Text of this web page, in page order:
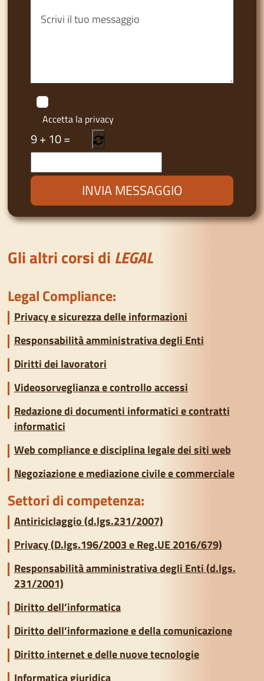
Accetta la privacy
9+ 10=
Gli altri corsi diLEGAL
Legal Compliance:
Privacy e sicurezza delle informazioni
Responsabilità amministrativa degli Enti
Diritti dei lavoratori
Videosorveglianza e controllo accessi
Redazione di documenti informatici e contratti
informatici
Web compliance e disciplina legale dei siti web
Negoziazione e mediazione civile e commerciale
Settori di competenza:
Antiriciclaggio (d.lgs.231/2007)
Privacy (D.lgs.196/2003 e Reg.UE 2016/679)
Responsabilità amministrativa degli Enti (d.lgs.
231/2001)
Diritto dell’informatica
Diritto dell’informazione e della comunicazione
Diritto internet e delle nuove tecnologie